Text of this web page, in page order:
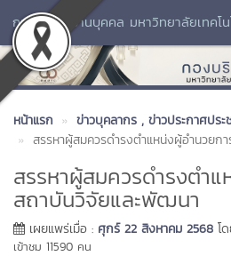
กองบริหารงานบุคคล มหาวิทยาลัยเทคโ
หน้าแรก ข่าวบุคลากร , ข่าวประกาศปร
สรรหาผู้สมควรดำรงตำแหน่งผู้อำนวย
สรรหาผู้สมควรดำรงตำ
สถาบันวิจัยและพัฒนา
เผยแพร่เมื่อ : ศุกร์ 22 สิงหาคม 2568 โ
เข้าชม 11590 คน